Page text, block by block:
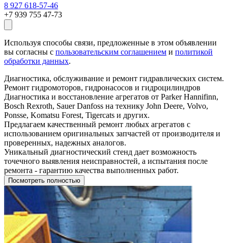
8 927 618-57-46
+7 939 755 47-73
Используя способы связи, предложенные в этом объявлении
вы согласны с пользовательским соглашением и политикой
обработки данных.
Диагностика, обслуживание и ремонт гидравлических систем.
Ремонт гидромоторов, гидронасосов и гидроцилиндров
Диагностика и восстановление агрегатов от Parker Hannifinn,
Bosch Rexroth, Sauer Danfoss на технику John Deere, Volvo,
Ponsse, Komatsu Forest, Tigercats и других.
Предлагаем качественный ремонт любых агрегатов с
использованием оригинальных запчастей от производителя и
проверенных, надежных аналогов.
Уникальный диагностический стенд дает возможность
точечного выявления неисправностей, а испытания после
ремонта - гарантию качества выполненных работ.
Посмотреть полностью